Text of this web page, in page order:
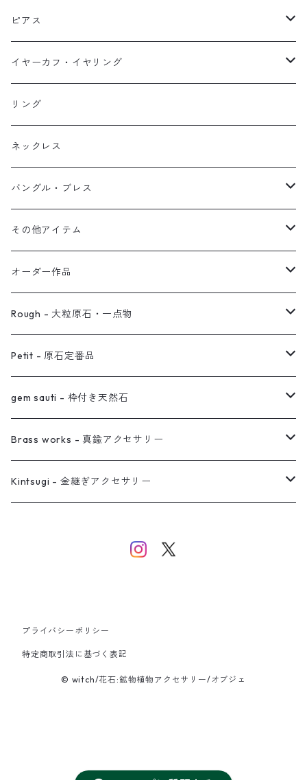
ネックレス
イヤーカフ
イヤリング
ピアス
ネックレス
リング
ブレス
オブジェ
イヤーカフ
ピアス
スタッド・一粒
フック・ぶら下がり
フープ
イヤーカフ・イヤリング
原石イヤーカフ
植物イヤーカフ
ぶら下がりイヤーカフ
2連イヤーカフ
イヤリング対応
ノンホールピアス
オーダー用ページ
真鍮イヤーカフ
リング
ネックレス
バングル・ブレス
ブレスレット
バングル
その他アイテム
ブローチ
ヘアアクセサリー
オーダー作品
リング
ネックレス
ピアス
イヤーカフ
バングル
Rough - 大粒原石・一点物
ピアス
リング
ネックレス
イヤーカフ
Petit - 原石定番品
ピアス
リング
ネックレス
gem sauti - 枠付き天然石
ピアス
ネックレス
Brass works - 真鍮アクセサリー
リング
バングル
Kintsugi - 金継ぎアクセサリー
プライバシーポリシー
特定商取引法に基づく表記
© witch/花石:鉱物植物アクセサリー/オブジェ